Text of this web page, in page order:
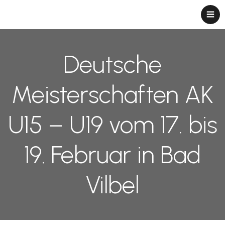
Deutsche
Meisterschaften AK
U15 – U19 vom 17. bis
19. Februar in Bad
Vilbel